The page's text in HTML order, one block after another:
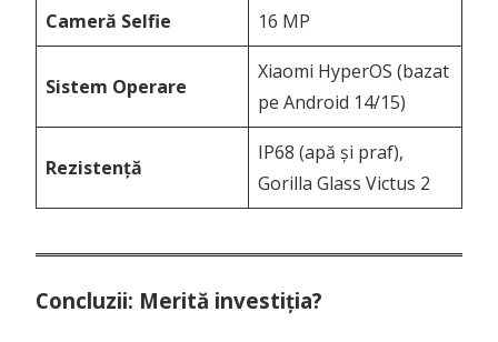
Cameră Selfie 16 MP
Sistem Operare
Xiaomi HyperOS (bazat
pe Android 14/15)
Rezistență
IP68 (apă și praf),
Gorilla Glass Victus 2
Concluzii: Merită investiția?